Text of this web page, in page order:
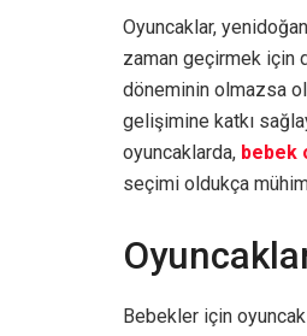
Oyuncaklar,
zaman geçirmek için
döneminin olmazsa
gelişimine katkı
oyuncaklarda, bebek
seçimi oldukça
Bebekler için